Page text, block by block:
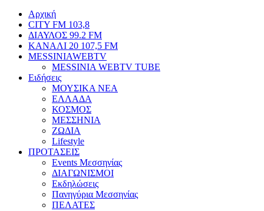
Αρχική
CITY FM 103,8
ΔΙΑΥΛΟΣ 99.2 FM
ΚΑΝΑΛΙ 20 107,5 FM
MESSINIAWEBTV
MESSINIA WEBTV TUBE
Eιδήσεις
ΜΟΥΣΙΚΑ ΝΕΑ
ΕΛΛΑΔΑ
ΚΟΣΜΟΣ
ΜΕΣΣΗΝΙΑ
ΖΩΔΙΑ
Lifestyle
ΠΡΟΤΑΣΕΙΣ
Events Μεσσηνίας
ΔΙΑΓΩΝΙΣΜΟΙ
Εκδηλώσεις
Πανηγύρια Μεσσηνίας
ΠΕΛΑΤΕΣ